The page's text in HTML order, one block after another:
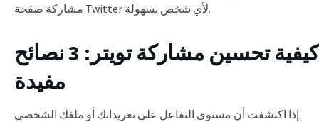
مشاركة صفحة Twitter لأي شخص بسهولة.
كيفية تحسين مشاركة تويتر: 3 نصائح
مفيدة
إذا اكتشفت أن مستوى التفاعل على تغريداتك أو ملفك الشخصي